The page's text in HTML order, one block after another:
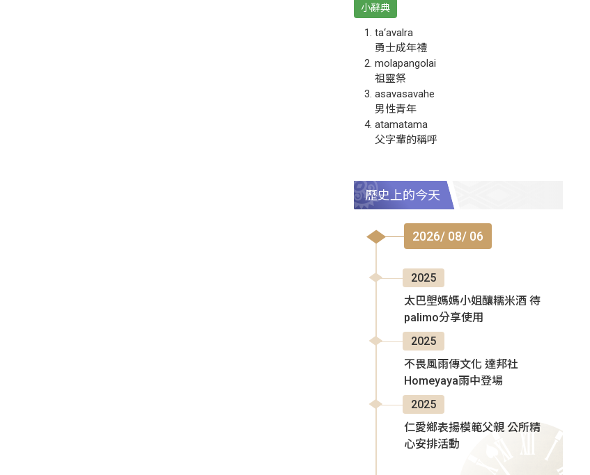
小辭典
ta‘avalra
勇士成年禮
molapangolai
祖靈祭
asavasavahe
男性青年
atamatama
父字輩的稱呼
歷史上的今天
2026/ 08/ 06
2025
太巴塱媽媽小姐釀糯米酒 待
palimo分享使用
2025
不畏風雨傳文化 達邦社
Homeyaya雨中登場
2025
仁愛鄉表揚模範父親 公所精
心安排活動